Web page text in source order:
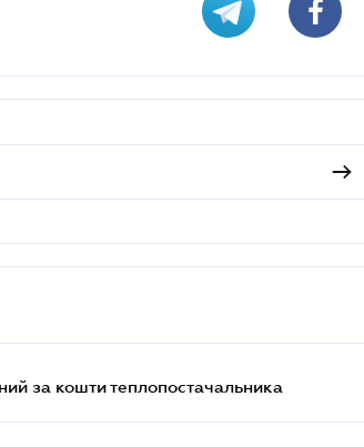
за кошти теплопостачальника